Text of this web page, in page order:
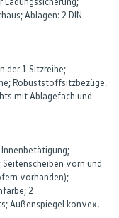
Ablagen: 2 DIN-
der 1.Sitzreihe;
Robuststoffsitzbezüge,
mit Ablagefach und
vorn und
vorhanden);
2
Außenspiegel konvex,